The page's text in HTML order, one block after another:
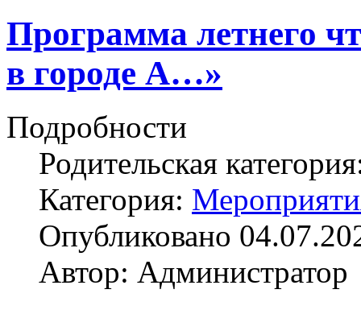
Программа летнего
в городе А…»
Подробности
Родительская
Категория:
Опубликовано
Автор: Администратор